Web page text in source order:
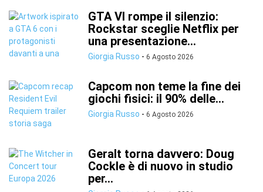
GTA VI rompe il silenzio:
Rockstar sceglie Netflix per
una presentazione...
Giorgia Russo - 6 Agosto 2026
Capcom non teme la fine dei
giochi fisici: il 90% delle...
Giorgia Russo - 6 Agosto 2026
Geralt torna davvero: Doug
Cockle è di nuovo in studio
per...